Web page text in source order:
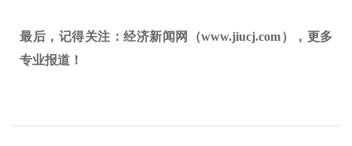
最后，记得关注：经济新闻网（www.jiucj.com），更多
专业报道！